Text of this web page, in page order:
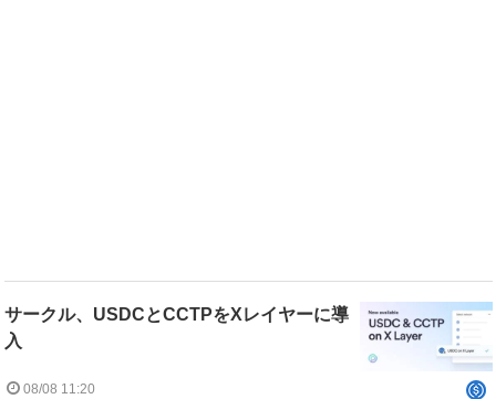
サークル、USDCとCCTPをXレイヤーに導
入
08/08 11:20